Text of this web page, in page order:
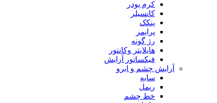
کرم پودر
کانسیلر
پنکک
پرایمر
رژ گونه
هایلایتر وکانتور
فیکساتور آرایش
آرایش چشم و ابرو
سایه
ریمل
خط چشم